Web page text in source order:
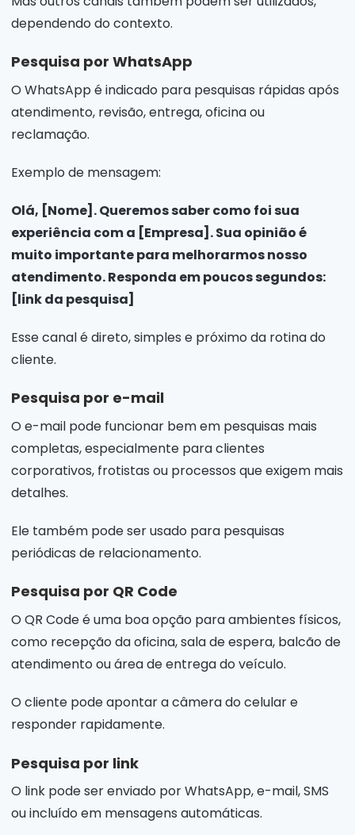
dependendo do contexto.
Pesquisa por WhatsApp
O WhatsApp é indicado para pesquisas rápidas após
atendimento, revisão, entrega, oficina ou
reclamação.
Exemplo de mensagem:
Olá, [Nome]. Queremos saber como foi sua
experiência com a [Empresa]. Sua opinião é
muito importante para melhorarmos nosso
atendimento. Responda em poucos segundos:
[link da pesquisa]
Esse canal é direto, simples e próximo da rotina do
cliente.
Pesquisa por e-mail
O e-mail pode funcionar bem em pesquisas mais
completas, especialmente para clientes
corporativos, frotistas ou processos que exigem mais
detalhes.
Ele também pode ser usado para pesquisas
periódicas de relacionamento.
Pesquisa por QR Code
O QR Code é uma boa opção para ambientes físicos,
como recepção da oficina, sala de espera, balcão de
atendimento ou área de entrega do veículo.
O cliente pode apontar a câmera do celular e
responder rapidamente.
Pesquisa por link
O link pode ser enviado por WhatsApp, e-mail, SMS
ou incluído em mensagens automáticas.